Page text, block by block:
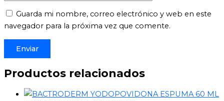
Guarda mi nombre, correo electrónico y web en este
navegador para la próxima vez que comente.
Productos relacionados